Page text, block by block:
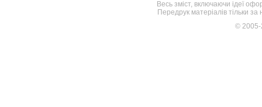
Весь зміст, включаючи ідеї
Передрук матеріалів тільки
©